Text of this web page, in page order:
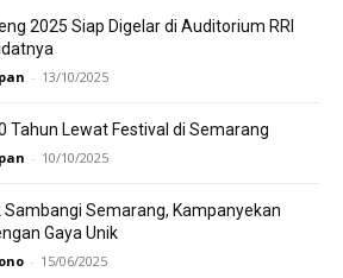
2025 Siap Digelar di Auditorium RRI
- 13/10/2025
Tahun Lewat Festival di Semarang
- 10/10/2025
Sambangi Semarang, Kampanyekan
Gaya Unik
- 15/06/2025